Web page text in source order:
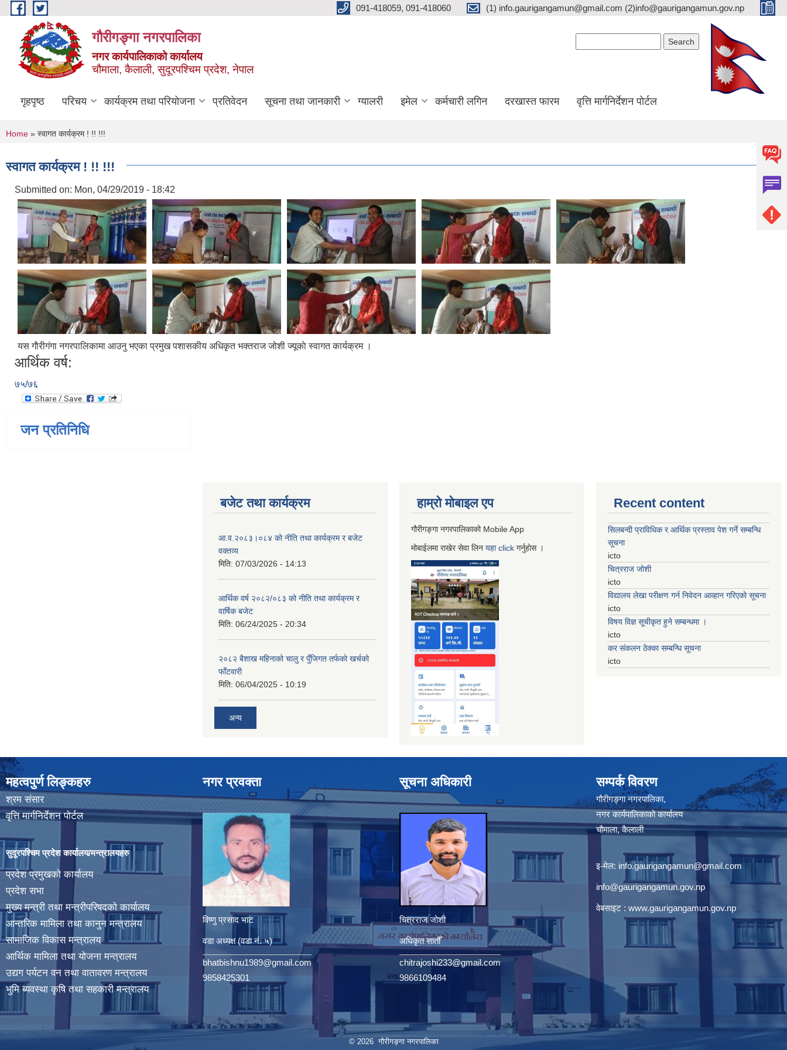
Skip to main content 091-418059, 091-418060 (1) info.gaurigangamun@gmail.com (2)info@gaurigangamun.gov.np
गौरीगङ्गा नगरपालिका
नगर कार्यपालिकाको कार्यालय
चौमाला, कैलाली, सुदूरपश्चिम प्रदेश, नेपाल
गृहपृष्ठ परिचय कार्यक्रम तथा परियोजना प्रतिवेदन सूचना तथा जानकारी ग्यालरी इमेल कर्मचारी लगिन दरखास्त फारम वृत्ति मार्गनिर्देशन पोर्टल
You are here
Home » स्वागत कार्यक्रम ! !! !!!
स्वागत कार्यक्रम ! !! !!!
Submitted on: Mon, 04/29/2019 - 18:42
यस गाैरीगंगा नगरपालिकामा आउनु भएका प्रमुख पशासकीय अधिकृत भक्तराज जोशी ज्यूकाे स्वागत कार्यक्रम ।
आर्थिक वर्ष:
७५/७६
जन प्रतिनिधि
बजेट तथा कार्यक्रम
आ.व.२०८३।०८४ को नीति तथा कार्यक्रम र बजेट
वक्तव्य
मिति: 07/03/2026 - 14:13
आर्थिक वर्ष २०८२/०८३ को नीति तथा कार्यक्रम र
वार्षिक बजेट
मिति: 06/24/2025 - 20:34
२०८२ बैशाख महिनाको चालु र पुँजिगत तर्फको खर्चको
फाँटवारी
मिति: 06/04/2025 - 10:19
अन्य
हाम्रो माेबाइल एप
गौरीगङ्गा नगरपालिकाको Mobile App
मोबाईलमा राखेर सेवा लिन यहाclick गर्नुहाेस ।
Recent content
सिलबन्दी प्राविधिक र आर्थिक प्रस्ताव पेश गर्ने सम्बन्धि
सूचना
icto
चित्रराज जोशी
icto
विद्यालय लेखा परीक्षण गर्न निवेदन आव्हान गरिएको सूचना
icto
विषय विज्ञ सूचीकृत हुने सम्बन्धमा ।
icto
कर संकलन ठेक्का सम्बन्धि सूचना
icto
महत्वपुर्ण लिङ्कहरु
श्रम संसार
वृत्ति मार्गनिर्देशन पोर्टल
सुदूरपश्चिम प्रदेश कार्यालय/मन्त्रालयहरु
प्रदेश प्रमुखको कार्यालय
प्रदेश सभा
मुख्य मन्त्री तथा मन्त्रीपरिषदको कार्यालय
आन्तरिक मामिला तथा कानुन मन्त्रालय
सामाजिक विकास मन्त्रालय
आर्थिक मामिला तथा योजना मन्त्रालय
उद्यग पर्यटन वन तथा वातावरण मन्त्रालय
भुमि ब्यवस्था कृषि तथा सहकारी मन्त्रालय
नगर प्रवक्ता
विष्णु प्रसाद भाट
वडा अध्यक्ष (वडा नं. ५)
bhatbishnu1989@gmail.com
9858425301
सूचना अधिकारी
चित्रराज जोशी
अधिकृत सातौँ
chitrajoshi233@gmail.com
9866109484
सम्पर्क विवरण
गौरीगङ्गा नगरपालिका,
नगर कार्यपालिकाको कार्यालय
चौमाला, कैलाली
इ-मेल: info.gaurigangamun@gmail.com
info@gaurigangamun.gov.np
वेबसाइट : www.gaurigangamun.gov.np
© 2026 गौरीगङ्गा नगरपालिका